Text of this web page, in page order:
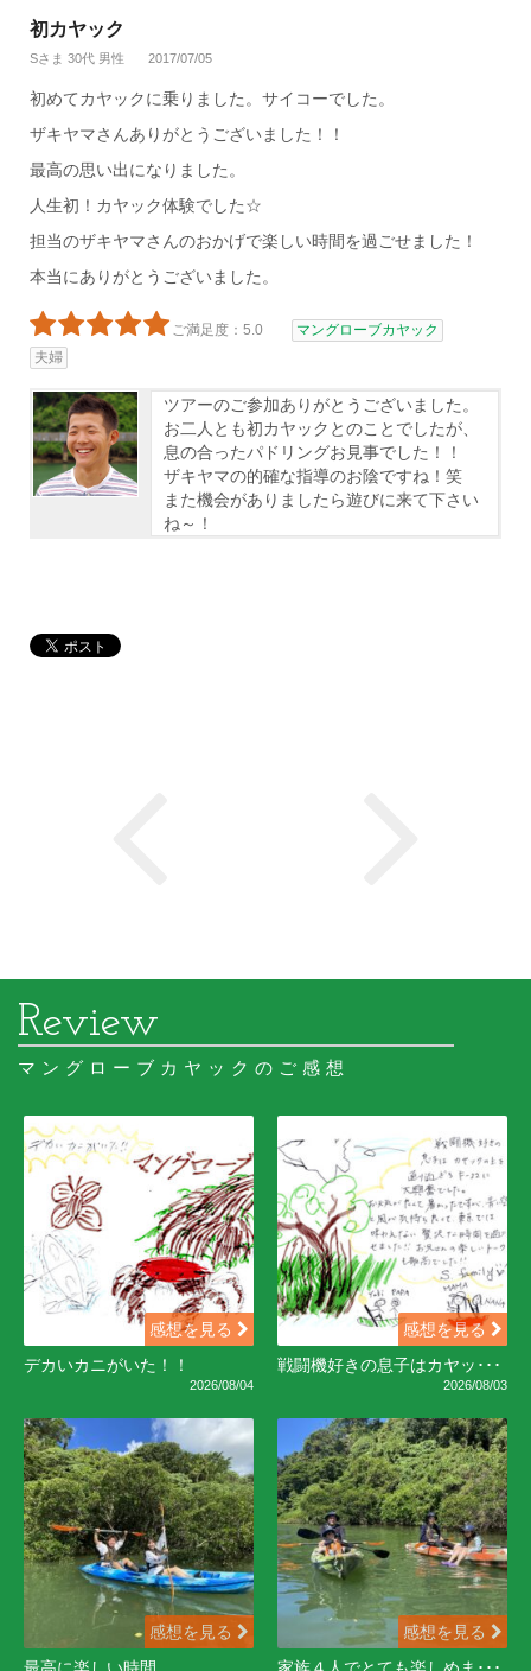
初カヤック
Sさま 30代 男性 2017/07/05
初めてカヤックに乗りました。サイコーでした。
ザキヤマさんありがとうございました！！
最高の思い出になりました。
人生初！カヤック体験でした☆
担当のザキヤマさんのおかげで楽しい時間を過ごせました！
本当にありがとうございました。
ご満足度：5.0
マングローブカヤック
夫婦
ツアーのご参加ありがとうございました。
お二人とも初カヤックとのことでしたが、
息の合ったパドリングお見事でした！！
ザキヤマの的確な指導のお陰ですね！笑
また機会がありましたら遊びに来て下さい
ね～！
マングローブカヤックのご感想
感想を見る
デカいカニがいた！！
2026/08/04
感想を見る
戦闘機好きの息子はカヤッ･･･
2026/08/03
感想を見る
感想を見る